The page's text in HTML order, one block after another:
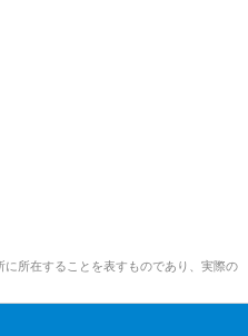
所在することを表すものであり、実際の